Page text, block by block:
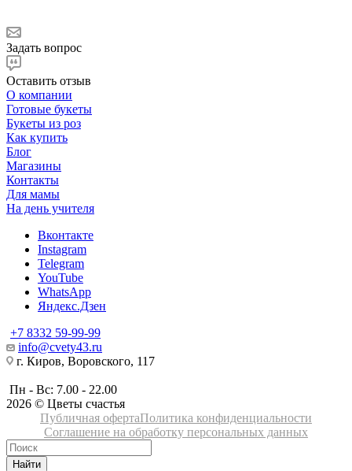
Задать вопрос
Оставить отзыв
О компании
Готовые букеты
Букеты из роз
Как купить
Блог
Магазины
Контакты
Для мамы
На день учителя
Вконтакте
Instagram
Telegram
YouTube
WhatsApp
Яндекс.Дзен
+7 8332 59-99-99
info@cvety43.ru
г. Киров, Воровского, 117
Пн - Вс: 7.00 - 22.00
2026 © Цветы счастья
Публичная офертаПолитика конфиденциальности
Соглашение на обработку персональных данных
Найти